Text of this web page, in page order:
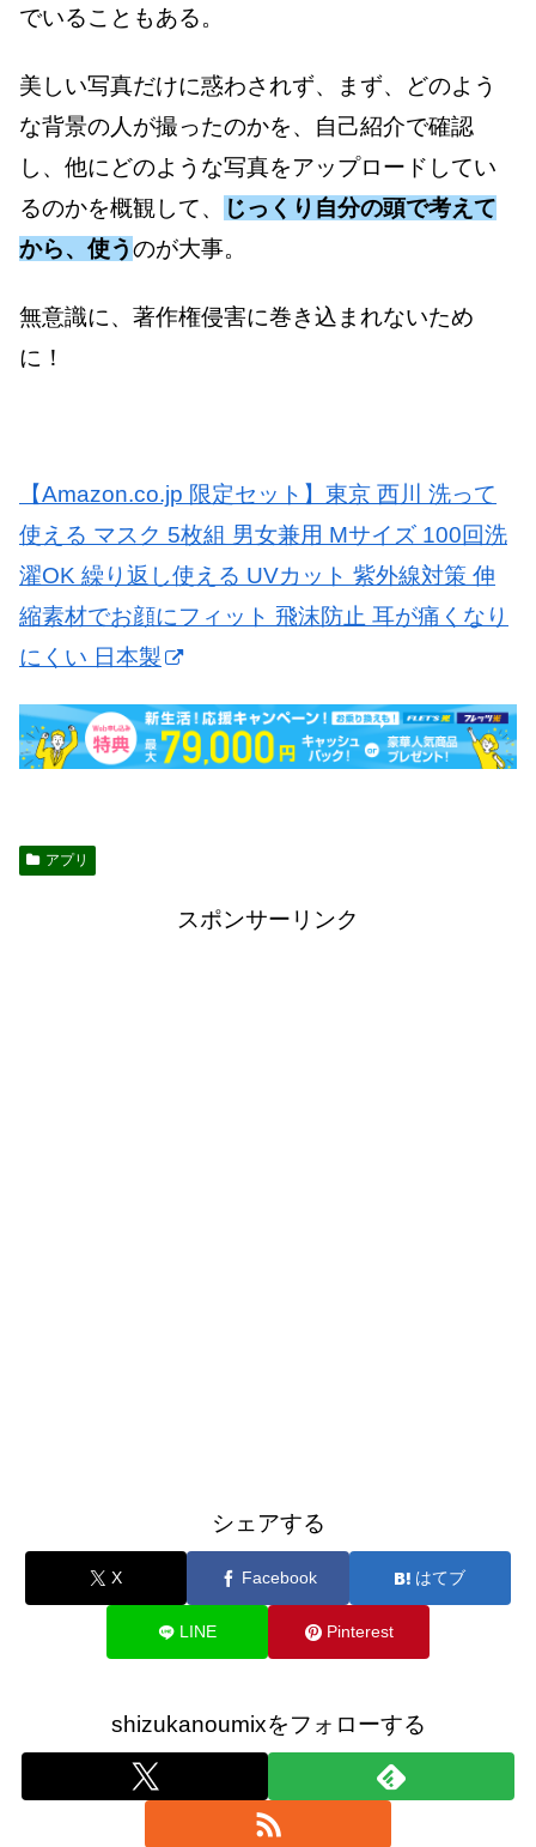
でいることもある。
美しい写真だけに惑わされず、まず、どのよう
な背景の人が撮ったのかを、自己紹介で確認
し、他にどのような写真をアップロードしてい
るのかを概観して、
じっくり自分の頭で考えて
から、使うのが大事。
無意識に、著作権侵害に巻き込まれないため
に！
【Amazon.co.jp 限定セット】東京 西川 洗って
使える マスク 5枚組 男女兼用 Mサイズ 100回洗
濯OK 繰り返し使える UVカット 紫外線対策 伸
縮素材でお顔にフィット 飛沫防止 耳が痛くなり
にくい 日本製
アプリ
スポンサーリンク
シェアする
X Facebook はてブ
LINE Pinterest
shizukanoumixをフォローする